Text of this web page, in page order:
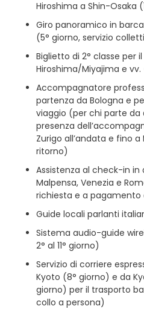
Hiroshima a Shin-Osaka
Giro panoramico in
(5° giorno, servizio
Biglietto di 2° classe per
Hiroshima/Miyajima e vv.
Accompagnatore
partenza da Bologna e
viaggio (per chi parte da
presenza
Zurigo all’andata e fino
ritorno)
Assistenza al check-in in
Malpensa, Venezia e
richiesta e a pagamento
Guide locali parlanti
Sistema audio-guide
2° al 11° giorno)
Servizio di corriere
Kyoto (8° giorno) e da
giorno) per il trasporto
collo a persona)